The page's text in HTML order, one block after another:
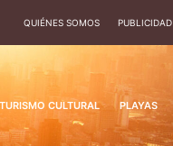
QUIÉNES SOMOS PUBLICIDAD
TURISMO CULTURAL PLAYAS